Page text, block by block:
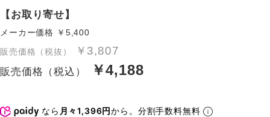
【お取り寄せ】
メーカー価格 ￥5,400
販売価格（税抜）
￥3,807
販売価格（税込） ￥4,188
なら 月々1,396円から。分割手数料無料